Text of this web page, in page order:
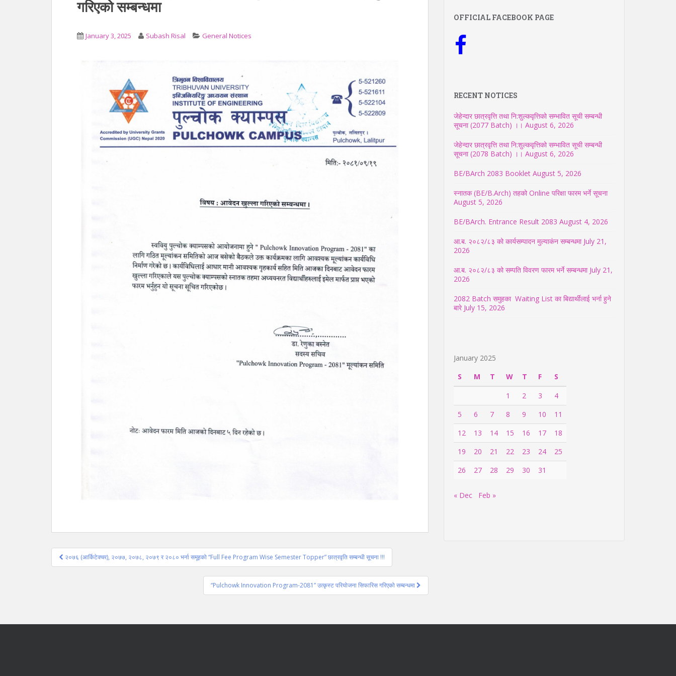
गरिएको सम्बन्धमा
January 3, 2025 Subash Risal General Notices
Post
navigation
२०७६ (आर्किटेक्चर), २०७७, २०७८, २०७९ र २०८० भर्ना समूहको “Full Fee Program Wise Semester Topper” छात्रवृति सम्बन्धी सूचना !!!
“Pulchowk Innovation Program-2081” उत्कृस्ट परियोजना सिफारिस गरिएको सम्बन्धमा
OFFICIAL FACEBOOK PAGE
RECENT NOTICES
जेहेन्दार छात्रवृत्ति तथा नि:शुल्कवृत्तिको सम्भावित सूची सम्बन्धी
सूचना (2077 Batch) ।। August 6, 2026
जेहेन्दार छात्रवृत्ति तथा नि:शुल्कवृत्तिको सम्भावित सूची सम्बन्धी
सूचना (2078 Batch) ।। August 6, 2026
BE/BArch 2083 Booklet August 5, 2026
स्नातक (BE/B.Arch) तहको Online परिक्षा फारम भर्ने सूचना
August 5, 2026
BE/BArch. Entrance Result 2083 August 4, 2026
आ.ब. २०८२/८३ को कार्यसम्पादन मुल्याकंन सम्बन्धमा July 21,
2026
आ.ब. २०८२/८३ को सम्पति विवरण फारम भर्ने सम्बन्धमा July 21,
2026
2082 Batch समुहका Waiting List का बिद्यार्थीलाई भर्ना हुने
बारे July 15, 2026
January 2025
S
M T W T F
S
1
2 3
4
5
6 7 8 9 10
11
12
13 14 15 16 17
18
19
20 21 22 23 24
25
26
27 28 29 30 31
« Dec Feb »